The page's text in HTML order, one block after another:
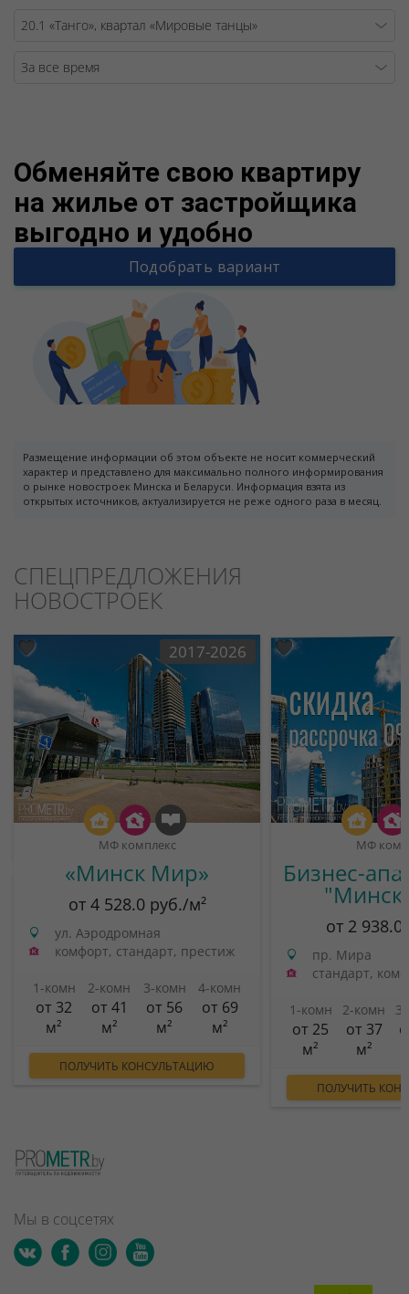
Обменяйте свою квартиру
на жилье от застройщика
выгодно и удобно
Подобрать вариант
Размещение информации об этом объекте не носит коммерческий
характер и представлено для максимально полного информирования
о рынке новостроек Минска и Беларуси. Информация взята из
открытых источников, актуализируется не реже одного раза в месяц.
СПЕЦПРЕДЛОЖЕНИЯ
НОВОСТРОЕК
2017-2026
МФ комплекс
«Минск Мир»
от 4 528.0 руб./м²
ул. Аэродромная
комфорт, стандарт, престиж
1-комн
от 32
м²
2-комн
от 41
м²
3-комн
от 56
м²
4-комн
от 69
м²
ПОЛУЧИТЬ КОНСУЛЬТАЦИЮ
МФ
Бизнес-
от 2
пр. Мира
стандарт,
1-комн
от 25
м²
2-комн
от 37
м²
ПОЛУЧИТЬ
Мы в соцсетях